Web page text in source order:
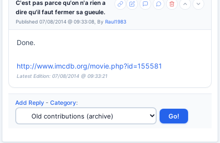
C'est pas parce qu'on n'a rien a
dire qu'il faut fermer sa gueule.
Published 07/08/2014 @ 09:33:08, By Raul1983
Done.
http://www.imcdb.org/movie.php?id=155581
Latest Edition: 07/08/2014 @ 09:33:21
Add Reply - Category: